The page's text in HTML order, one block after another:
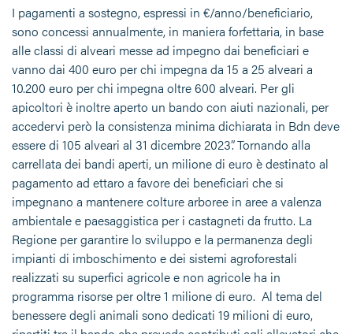
I pagamenti a sostegno, espressi in €/anno/beneficiario,
sono concessi annualmente, in maniera forfettaria, in base
alle classi di alveari messe ad impegno dai beneficiari e
vanno dai 400 euro per chi impegna da 15 a 25 alveari a
10.200 euro per chi impegna oltre 600 alveari. Per gli
apicoltori è inoltre aperto un bando con aiuti nazionali, per
accedervi però la consistenza minima dichiarata in Bdn deve
essere di 105 alveari al 31 dicembre 2023”. Tornando alla
carrellata dei bandi aperti, un milione di euro è destinato al
pagamento ad ettaro a favore dei beneficiari che si
impegnano a mantenere colture arboree in aree a valenza
ambientale e paesaggistica per i castagneti da frutto. La
Regione per garantire lo sviluppo e la permanenza degli
impianti di imboschimento e dei sistemi agroforestali
realizzati su superfici agricole e non agricole ha in
programma risorse per oltre 1 milione di euro. Al tema del
benessere degli animali sono dedicati 19 milioni di euro,